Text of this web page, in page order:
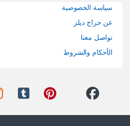
سياسة الخصوصية
عن حراج ديلز
تواصل معنا
الأحكام والشروط